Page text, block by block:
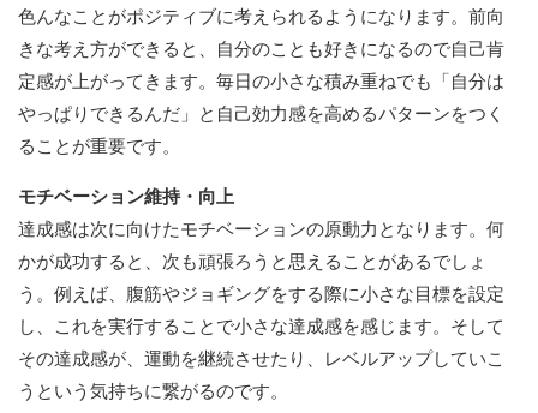
色んなことがポジティブに考えられるようになります。前向
きな考え方ができると、自分のことも好きになるので自己肯
定感が上がってきます。毎日の小さな積み重ねでも「自分は
やっぱりできるんだ」と自己効力感を高めるパターンをつく
ることが重要です。
モチベーション維持・向上
達成感は次に向けたモチベーションの原動力となります。何
かが成功すると、次も頑張ろうと思えることがあるでしょ
う。例えば、腹筋やジョギングをする際に小さな目標を設定
し、これを実行することで小さな達成感を感じます。そして
その達成感が、運動を継続させたり、レベルアップしていこ
うという気持ちに繋がるのです。